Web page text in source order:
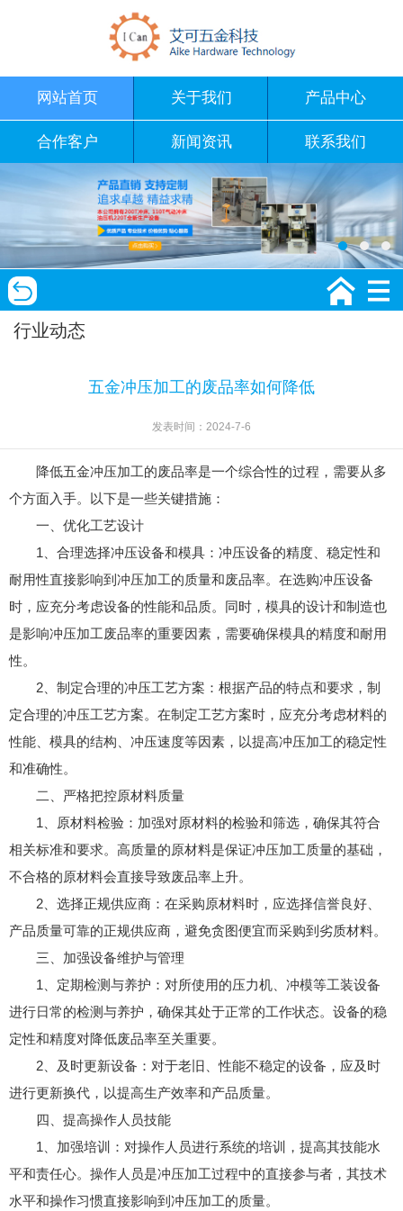
网站首页 关于我们 产品中心
合作客户 新闻资讯 联系我们
行业动态
五金冲压加工的废品率如何降低
发表时间：2024-7-6
降低五金冲压加工的废品率是一个综合性的过程，需要从多
个方面入手。以下是一些关键措施：
一、优化工艺设计
1、合理选择冲压设备和模具：冲压设备的精度、稳定性和
耐用性直接影响到冲压加工的质量和废品率。在选购冲压设备
时，应充分考虑设备的性能和品质。同时，模具的设计和制造也
是影响冲压加工废品率的重要因素，需要确保模具的精度和耐用
性。
2、制定合理的冲压工艺方案：根据产品的特点和要求，制
定合理的冲压工艺方案。在制定工艺方案时，应充分考虑材料的
性能、模具的结构、冲压速度等因素，以提高冲压加工的稳定性
和准确性。
二、严格把控原材料质量
1、原材料检验：加强对原材料的检验和筛选，确保其符合
相关标准和要求。高质量的原材料是保证冲压加工质量的基础，
不合格的原材料会直接导致废品率上升。
2、选择正规供应商：在采购原材料时，应选择信誉良好、
产品质量可靠的正规供应商，避免贪图便宜而采购到劣质材料。
三、加强设备维护与管理
1、定期检测与养护：对所使用的压力机、冲模等工装设备
进行日常的检测与养护，确保其处于正常的工作状态。设备的稳
定性和精度对降低废品率至关重要。
2、及时更新设备：对于老旧、性能不稳定的设备，应及时
进行更新换代，以提高生产效率和产品质量。
四、提高操作人员技能
1、加强培训：对操作人员进行系统的培训，提高其技能水
平和责任心。操作人员是冲压加工过程中的直接参与者，其技术
水平和操作习惯直接影响到冲压加工的质量。